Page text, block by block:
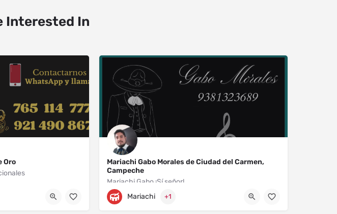
Interested In
Oro
Mariachi Gabo Morales de Ciudad del Carmen,
Campeche
Mariachi Gabo ¡Sí señor!
Prolongación Avenida Benito Juárez 270
Mariachi +1